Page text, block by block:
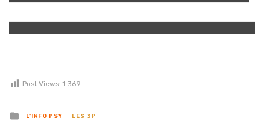
Post Views: 1 369
Posted in
L'INFO PSY LES 3P